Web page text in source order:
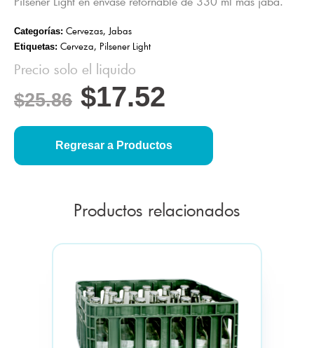
Categorías: Cervezas, Jabas
Etiquetas: Cerveza, Pilsener Light
Precio solo el liquido
$25.86 $17.52
Regresar a Productos
Productos relacionados